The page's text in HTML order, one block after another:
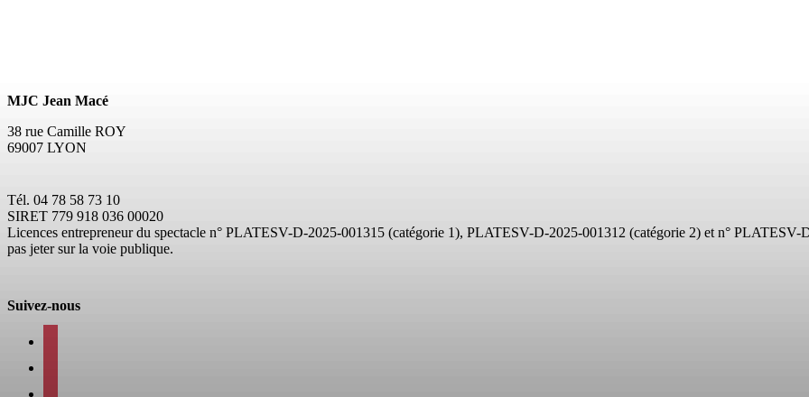
MJC Jean Macé
38 rue Camille ROY
69007 LYON
Tél. 04 78 58 73 10
SIRET 779 918 036 00020
Licences entrepreneur du spectacle n° PLATESV-D-2025-001315 (catégorie 1), PLATESV-D-2025-001312 (catégorie 2) et n° PLATESV-
pas jeter sur la voie publique.
Suivez-nous